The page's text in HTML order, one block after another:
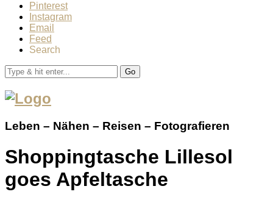
Pinterest
Instagram
Email
Feed
Search
Go
Leben – Nähen – Reisen – Fotografieren
Shoppingtasche Lillesol
goes Apfeltasche